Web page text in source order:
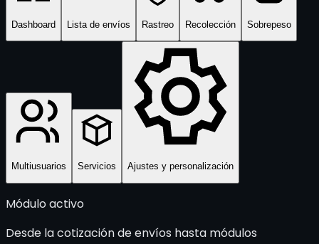
Dashboard Lista de envíos Rastreo Recolección Sobrepeso
Multiusuarios Servicios Ajustes y personalización
Módulo activo
Desde la cotización de envíos hasta módulos